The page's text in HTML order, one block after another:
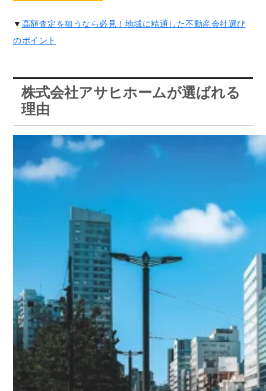
▼ 高額査定を狙うなら必見！地域に精通した不動産会社選び
のポイント
株式会社アサヒホームが選ばれる
理由